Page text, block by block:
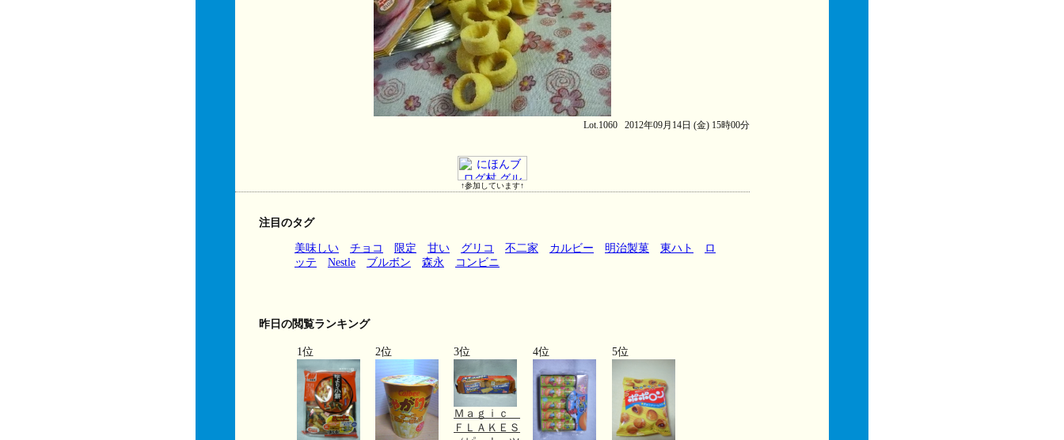
Lot.1060 2012年09月14日 (金) 15時00分
↑参加しています↑
注目のタグ
美味しい チョコ 限定 甘い グリコ 不二家 カルビー 明治製菓 東ハト
ロ
ッテ
Nestle ブルボン 森永 コンビニ
昨日の閲覧ランキング
1位 2位 3位
Ｍａｇｉｃ
ＦＬＡＫＥＳ
4位 5位